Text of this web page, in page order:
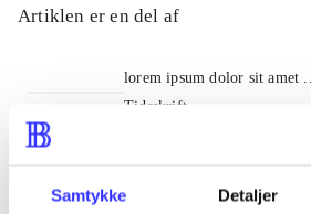
Samtykke Detaljer
Artiklen er en del af
lorem ipsum dolor sit amet ...
Tidsskrift
Artiklerne i